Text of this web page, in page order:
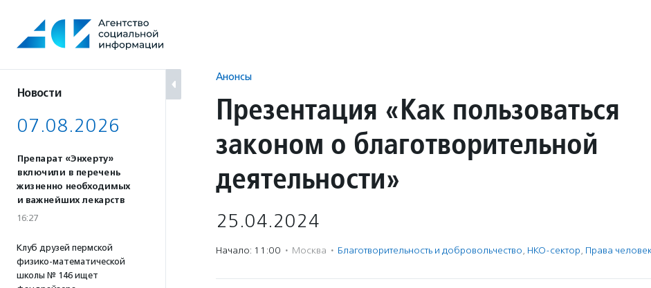
содержанию
Новости
07.08.2026
Препарат «Энхерту»
включили в перечень
жизненно необходимых
и важнейших лекарств
16:27
Клуб друзей пермской
физико-математической
школы № 146 ищет
Анонсы
Презентация «Как пользоваться
законом о благотворительной
деятельности»
25.04.2024
Начало: 11:00 · Москва · Благотвори­тель­ность и доброволь­чест­во, НКО-сектор, Права